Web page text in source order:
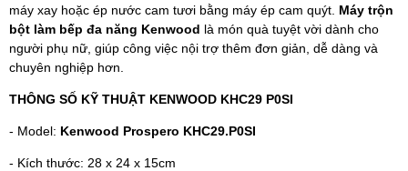
máy xay hoặc ép nước cam tươi bằng máy ép cam quýt. Máy trộn
bột làm bếp đa năng Kenwood là món quà tuyệt vời dành cho
người phụ nữ, giúp công việc nội trợ thêm đơn giản, dễ dàng và
chuyên nghiệp hơn.
THÔNG SỐ KỸ THUẬT KENWOOD KHC29 P0SI
- Model: Kenwood Prospero KHC29.P0SI
- Kích thước: 28 x 24 x 15cm